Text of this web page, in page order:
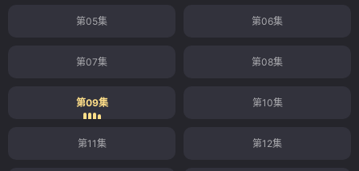
第05集 第06集
第07集 第08集
第09集 第10集
第11集 第12集